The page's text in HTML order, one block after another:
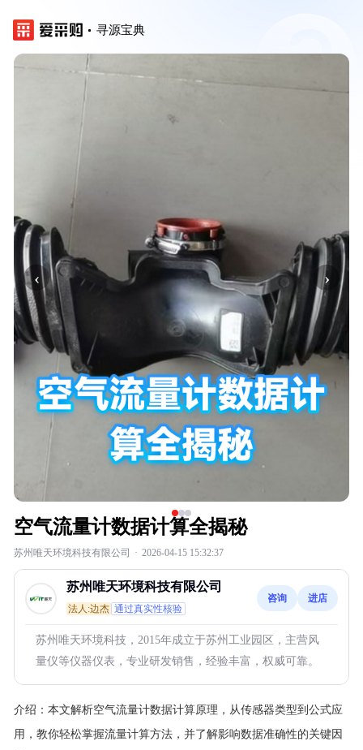
寻源宝典
‹ ›
空气流量计数据计算全揭秘
苏州唯天环境科技有限公司 · 2026-04-15 15:32:37
苏州唯天环境科技有限公司
法人:边杰 通过真实性核验
咨询 进店
苏州唯天环境科技，2015年成立于苏州工业园区，主营风
量仪等仪器仪表，专业研发销售，经验丰富，权威可靠。
介绍： 本文解析空气流量计数据计算原理，从传感器类型到公式应
用，教你轻松掌握流量计算方法，并了解影响数据准确性的关键因